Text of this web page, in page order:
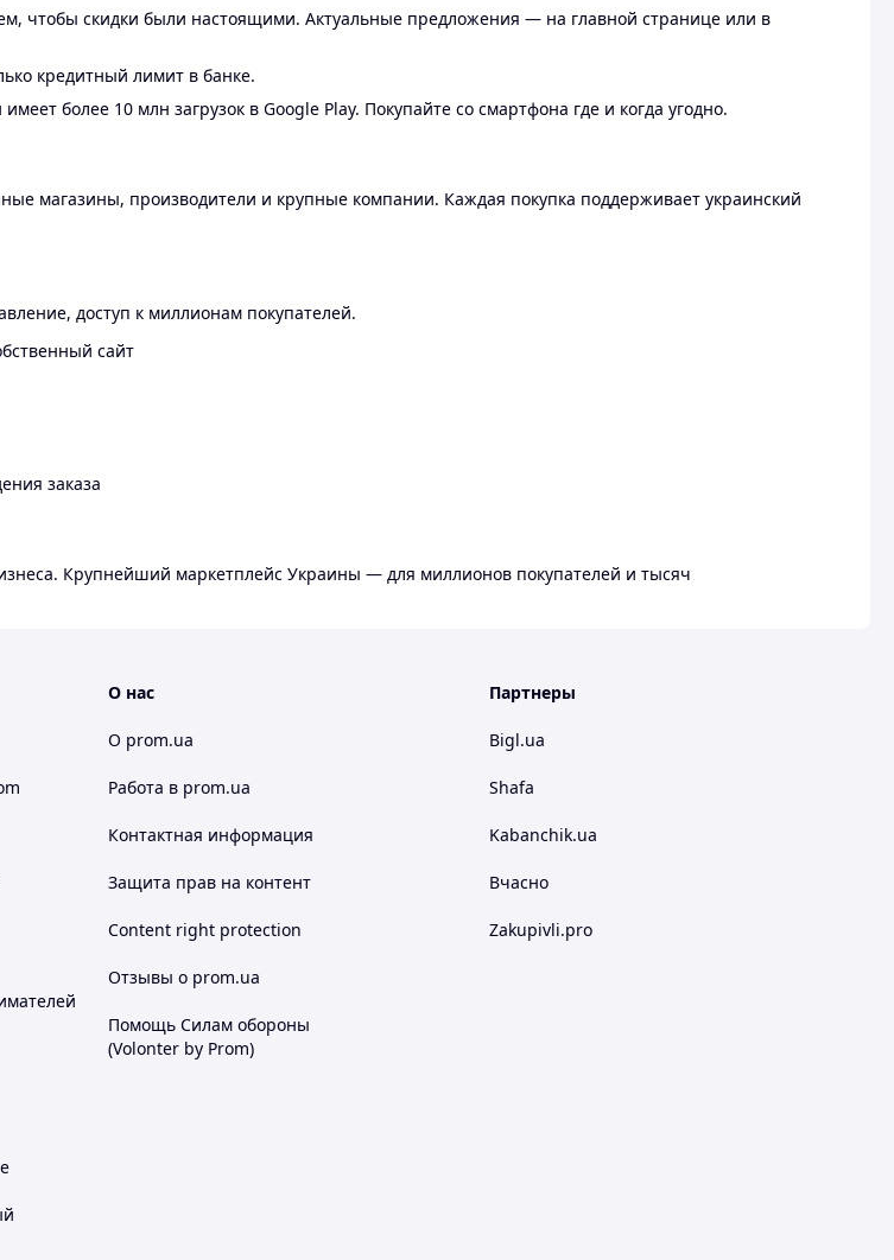
чтобы скидки были настоящими. Актуальные предложения — на главной странице или в
кредитный лимит в банке.
более 10 млн загрузок в Google Play. Покупайте со смартфона где и когда угодно.
магазины, производители и крупные компании. Каждая покупка поддерживает украинский
доступ к миллионам покупателей.
сайт
заказа
Крупнейший маркетплейс Украины — для миллионов покупателей и тысяч
О нас
О prom.ua
Работа в prom.ua
Контактная информация
Защита прав на контент
Content right protection
Отзывы о prom.ua
Помощь Силам обороны
(Volonter by Prom)
Партнеры
Bigl.ua
Shafa
Kabanchik.ua
Вчасно
Zakupivli.pro